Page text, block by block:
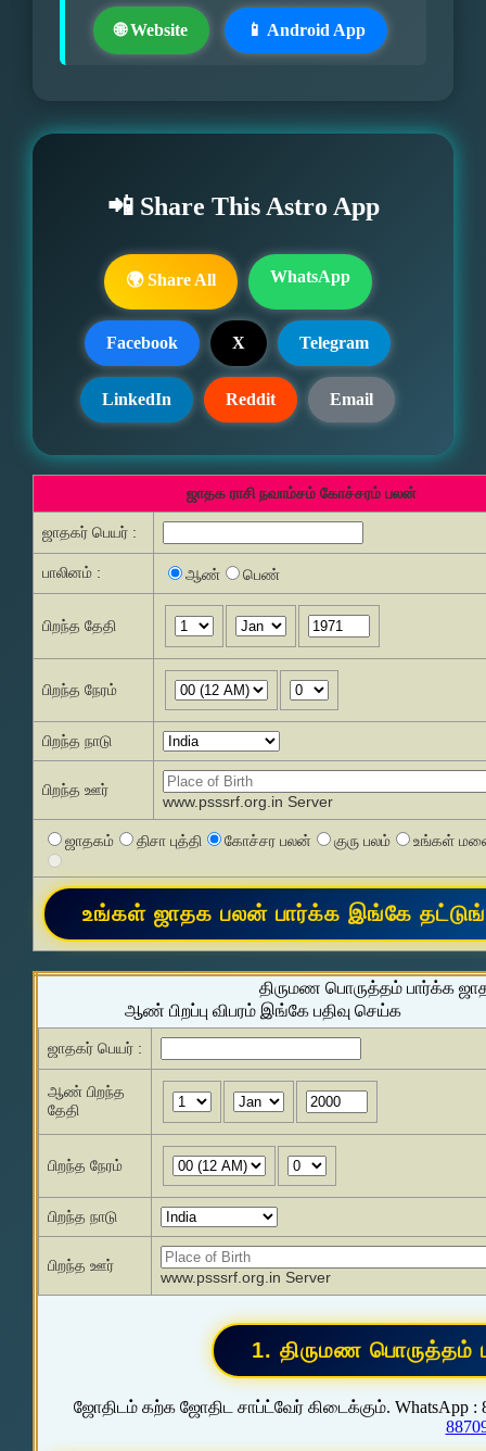
🌐 Website 📱 Android App
📲 Share This Astro App
🌍 Share All WhatsApp
Facebook X Telegram
LinkedIn Reddit Email
ஜாதக ராசி நவாம்சம் கோச்சரம் பலன்
ஜாதகர் பெயர் :
பாலினம் : ஆண் பெண்
பிறந்த தேதி
பிறந்த நேரம்
பிறந்த நாடு
பிறந்த ஊர்
www.psssrf.org.in Server
ஜாதகம் திசா புத்தி கோச்சர பலன் குரு பலம் உங்கள்
திருமண பொருத்தம் பார்க்க
ஆண் பிறப்பு விபரம் இங்கே பதிவு செய்க
ஜாதகர் பெயர் :
ஆண் பிறந்த
தேதி
பிறந்த நேரம்
பிறந்த நாடு
பிறந்த ஊர்
www.psssrf.org.in Server
ஜோதிடம் கற்க ஜோதிட சாப்ட்வேர் கிடைக்கும். WhatsApp :